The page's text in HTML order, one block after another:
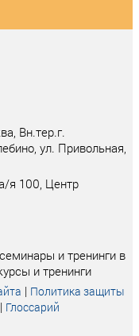
Вн.тер.г.
ул. Привольная,
я 100, Центр
и тренинги в
и тренинги
| Политика защиты
| Глоссарий